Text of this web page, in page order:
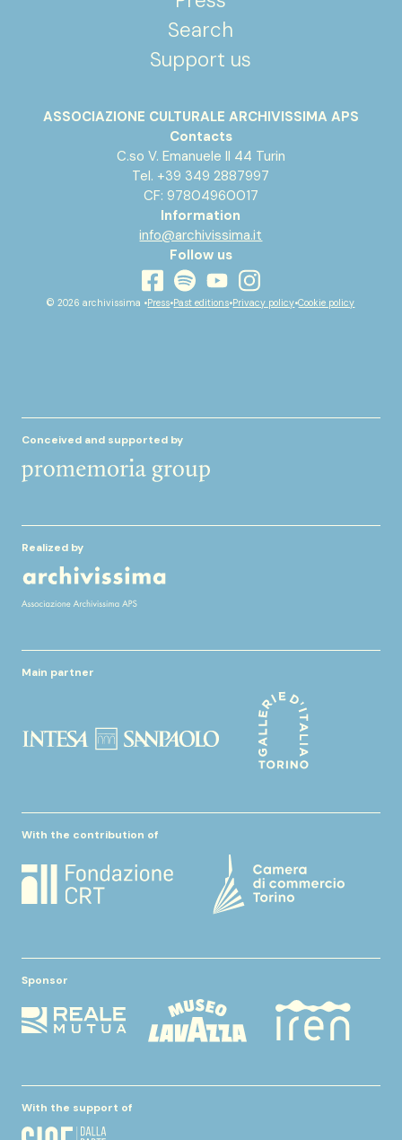
Search
Support us
ASSOCIAZIONE CULTURALE ARCHIVISSIMA APS
Contacts
C.so V. Emanuele II 44 Turin
Tel. +39 349 2887997
CF: 97804960017
Information
info@archivissima.it
Follow us
facebook
spotifyyoutubeinstagram
© 2026 archivissima •Press•Past editions•Privacy policy•Cookie policy
Conceived and supported by
Realized by
Main partner
With the contribution of
Sponsor
With the support of